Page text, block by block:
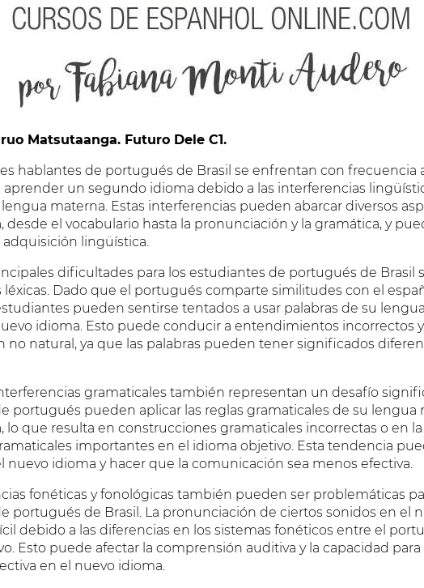
Matsutaanga. Futuro Dele C1.
hablantes de portugués de Brasil se enfrentan con frecuencia
aprender un segundo idioma debido a las interferencias
materna. Estas interferencias pueden abarcar diversos
desde el vocabulario hasta la pronunciación y la gramática, y
adquisición lingüística.
dificultades para los estudiantes de portugués de Brasil
léxicas. Dado que el portugués comparte similitudes con el
pueden sentirse tentados a usar palabras de su
idioma. Esto puede conducir a entendimientos incorrectos
no natural, ya que las palabras pueden tener significados
gramaticales también representan un desafío
portugués pueden aplicar las reglas gramaticales de su lengua
lo que resulta en construcciones gramaticales incorrectas o en
importantes en el idioma objetivo. Esta tendencia
nuevo idioma y hacer que la comunicación sea menos efectiva.
fonéticas y fonológicas también pueden ser problemáticas
portugués de Brasil. La pronunciación de ciertos sonidos en el
debido a las diferencias en los sistemas fonéticos entre el
Esto puede afectar la comprensión auditiva y la capacidad
en el nuevo idioma.